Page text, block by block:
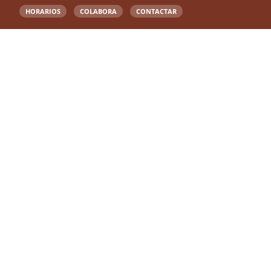
HORARIOS COLABORA CONTACTAR